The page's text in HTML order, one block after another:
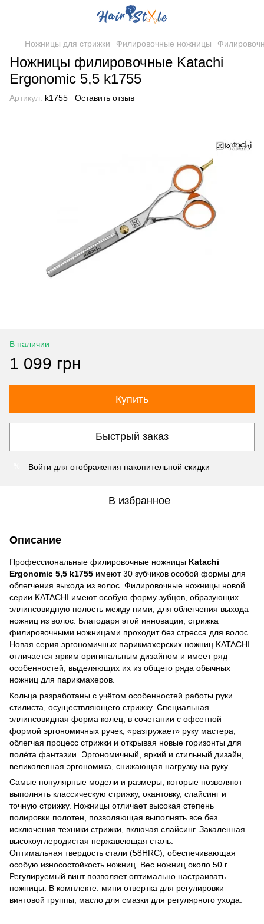
Ножницы для стрижки Филировочные ножницы
Ножницы филировочные Katachi
Ergonomic 5,5 k1755
Артикул: k1755 Оставить отзыв
В наличии
1 099 грн
Купить
Быстрый заказ
Войти для отображения накопительной скидки
В избранное
Описание
Профессиональные филировочные ножницы Katachi
Ergonomic 5,5 k1755 имеют 30 зубчиков особой формы для
облегчения выхода из волос. Филировочные ножницы новой
серии KATACHI имеют особую форму зубцов, образующих
эллипсовидную полость между ними, для облегчения выхода
ножниц из волос. Благодаря этой инновации, стрижка
филировочными ножницами проходит без стресса для волос.
Новая серия эргономичных парикмахерских ножниц KATACHI
отличается ярким оригинальным дизайном и имеет ряд
особенностей, выделяющих их из общего ряда обычных
ножниц для парикмахеров.
Кольца разработаны с учётом особенностей работы руки
стилиста, осуществляющего стрижку. Специальная
эллипсовидная форма колец, в сочетании с офсетной
формой эргономичных ручек, «разгружает» руку мастера,
облегчая процесс стрижки и открывая новые горизонты для
полёта фантазии. Эргономичный, яркий и стильный дизайн,
великолепная эргономика, снижающая нагрузку на руку.
Самые популярные модели и размеры, которые позволяют
выполнять классическую стрижку, окантовку, слайсинг и
точную стрижку. Ножницы отличает высокая степень
полировки полотен, позволяющая выполнять все без
исключения техники стрижки, включая слайсинг. Закаленная
высокоуглеродистая нержавеющая сталь.
Оптимальная твердость стали (58HRС), обеспечивающая
особую износостойкость ножниц. Вес ножниц около 50 г.
Регулируемый винт позволяет оптимально настраивать
ножницы. В комплекте: мини отвертка для регулировки
винтовой группы, масло для смазки для регулярного ухода.